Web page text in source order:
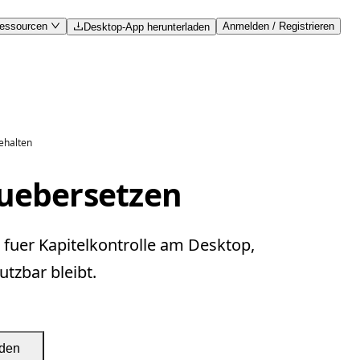
Desktop-App herunterladen Anmelden / Registrieren
Kapitelkontrolle am Desktop,
bleibt.